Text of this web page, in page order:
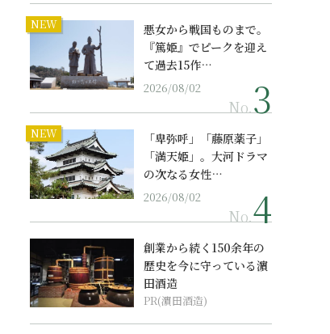
NEW
悪女から戦国ものまで。
『篤姫』でピークを迎え
て過去15作…
2026/08/02
No.
NEW
「卑弥呼」「藤原薬子」
「満天姫」。大河ドラマ
の次なる女性…
2026/08/02
No.
創業から続く150余年の
歴史を今に守っている濵
田酒造
PR(濵田酒造)